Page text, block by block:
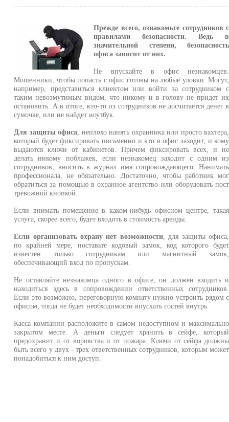
Прежде всего, ознакомьте сотрудников с
правилами безопасности. Ведь в
значительной степени, безопасность
офиса зависит от них.
Не впускайте в офис незнакомцев.
Мошенники, чтобы попасть с офис готовы на любые уловки. Могут,
например, представиться клиентом или войти за сотрудником с
таким невозмутимым видом, что никому и в голову не придет их
остановить. А в итоге, кто-то из сотрудников не досчитается денег в
сумочке, или не найдет ноутбук.
Для защиты офиса , неплохо нанять охранника или просто вахтера,
который будет фиксировать письменно и кто в офис заходит, и кому
выдаются ключи от кабинетов. Причем фиксировать всех, и не
делать никому поблажек, если незнакомец заходит с одним из
сотрудников, вносить в журнал имя сопровождающего. Нанимать
профессионала, не обязательно. Достаточно, чтобы работник мог
обратиться за помощью в охранное агентство или оборудовать пост
тревожной кнопкой.
Если внимать помещение в каком-нибудь офисном центре, такая
услуга, скорее всего, будет входить в стоимость аренды.
Если организовать охрану нет возможности, для защиты офиса,
по крайней мере, поставьте кодовый замок, код которого будет
известен только сотрудникам или магнитный замок,
обеспечивающий вход по пропускам.
Не оставляйте незнакомца одного в офисе, он должен входить и
находиться здесь в сопровождении ответственных сотрудников.
Если это возможно, переговорную комнату нужно устроить рядом с
офисом, тогда не будет необходимости впускать гостей внутрь.
Касса компании расположите в самом недоступном и максимально
закрытом месте. А деньги следует хранить в сейфе, который
предохранит и от воровства и от пожара. Ключи от сейфа должны
быть всего у двух - трех ответственных сотрудников, которым может
понадобиться к ним доступ.